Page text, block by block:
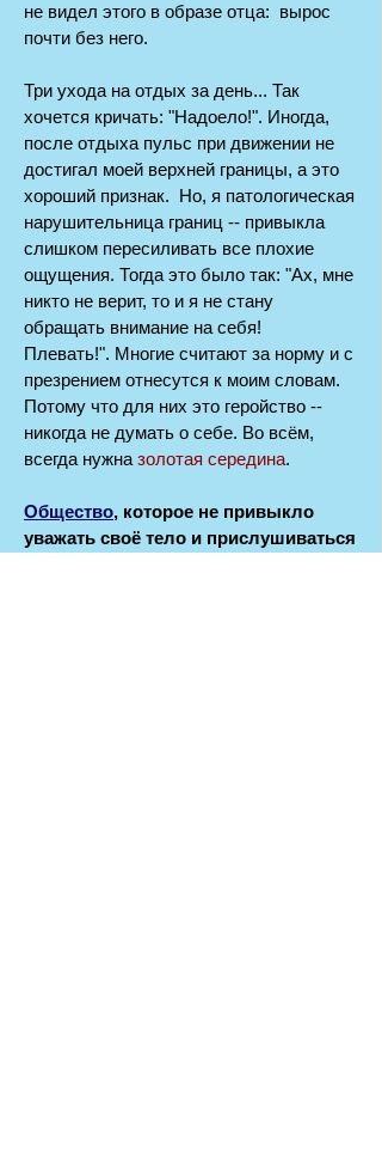
не видел этого в образе отца: вырос
почти без него.
Три ухода на отдых за день... Так
хочется кричать: "Надоело!". Иногда,
после отдыха пульс при движении не
достигал моей верхней границы, а это
хороший признак. Но, я патологическая
нарушительница границ -- привыкла
слишком пересиливать все плохие
ощущения. Тогда это было так: "Ах, мне
никто не верит, то и я не стану
обращать внимание на себя!
Плевать!". Многие считают за норму и с
презрением отнесутся к моим словам.
Потому что для них это геройство --
никогда не думать о себе. Во всём,
всегда нужна золотая середина.
Общество, которое не привыкло
уважать своё тело и прислушиваться